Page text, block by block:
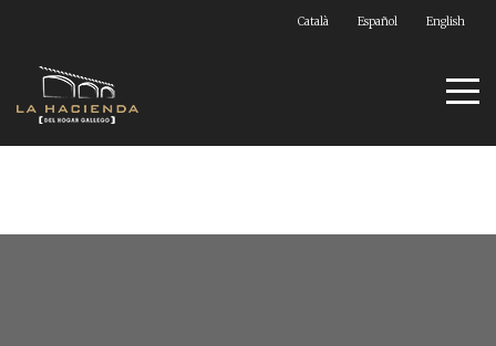
Català Español English